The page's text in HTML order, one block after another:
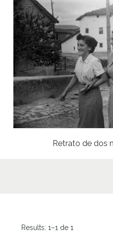
Retrato de dos
Results:1–1 de 1